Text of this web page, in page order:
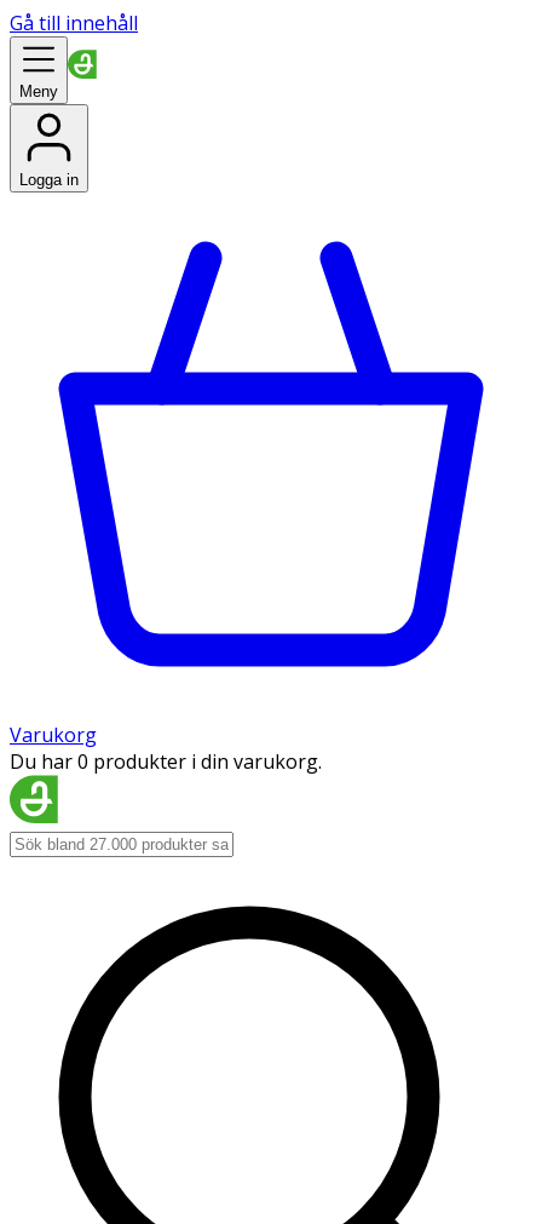
Gå till innehåll
Meny
Logga in
Varukorg
Du har 0 produkter i din varukorg.